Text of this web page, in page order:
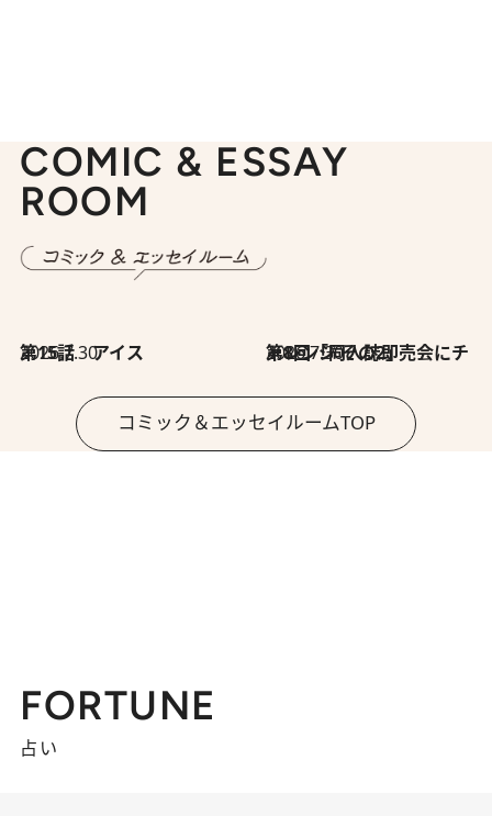
COMIC & ESSAY
ROOM
2026.7.30
第15話 アイス 2026.7.30
第8回「同人誌即売会にチャレンジ その2」
コミック＆エッセイルームTOP
FORTUNE
占い